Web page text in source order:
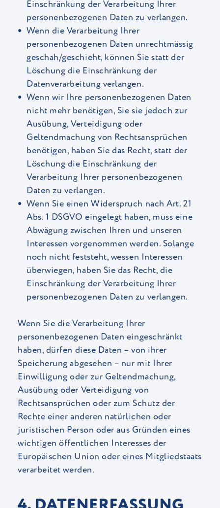
Einschränkung der Verarbeitung Ihrer
personenbezogenen Daten zu verlangen.
Wenn die Verarbeitung Ihrer
personenbezogenen Daten unrechtmässig
geschah/geschieht, können Sie statt der
Löschung die Einschränkung der
Datenverarbeitung verlangen.
Wenn wir Ihre personenbezogenen Daten
nicht mehr benötigen, Sie sie jedoch zur
Ausübung, Verteidigung oder
Geltendmachung von Rechtsansprüchen
benötigen, haben Sie das Recht, statt der
Löschung die Einschränkung der
Verarbeitung Ihrer personenbezogenen
Daten zu verlangen.
Wenn Sie einen Widerspruch nach Art. 21
Abs. 1 DSGVO eingelegt haben, muss eine
Abwägung zwischen Ihren und unseren
Interessen vorgenommen werden. Solange
noch nicht feststeht, wessen Interessen
überwiegen, haben Sie das Recht, die
Einschränkung der Verarbeitung Ihrer
personenbezogenen Daten zu verlangen.
Wenn Sie die Verarbeitung Ihrer
personenbezogenen Daten eingeschränkt
haben, dürfen diese Daten – von ihrer
Speicherung abgesehen – nur mit Ihrer
Einwilligung oder zur Geltendmachung,
Ausübung oder Verteidigung von
Rechtsansprüchen oder zum Schutz der
Rechte einer anderen natürlichen oder
juristischen Person oder aus Gründen eines
wichtigen öffentlichen Interesses der
Europäischen Union oder eines Mitgliedstaats
verarbeitet werden.